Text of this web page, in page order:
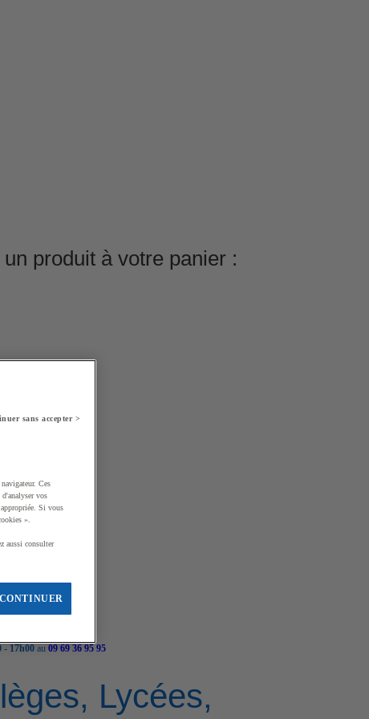
produit à votre panier :
- 17h00 au 09 69 36 95 95
Lycées,
sans accepter >
Ces
vos
Si vous
».
aussi consulter